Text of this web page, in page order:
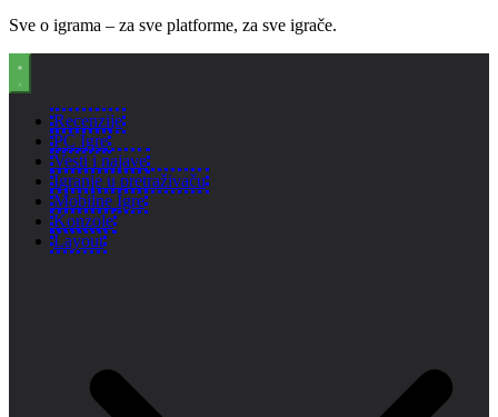
Sve o igrama – za sve platforme, za sve igrače.
Recenzije
PC Igre
Vesti i najave
Igranje u pretraživaču
Mobilne Igre
Konzole
Layout